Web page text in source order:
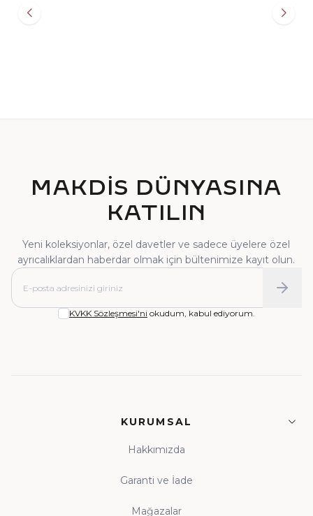
MAKDİS DÜNYASINA
KATILIN
Yeni koleksiyonlar, özel davetler ve sadece üyelere özel
ayrıcalıklardan haberdar olmak için bültenimize kayıt olun.
KVKK Sözleşmesi'ni okudum, kabul ediyorum.
KURUMSAL
Hakkımızda
Garanti ve İade
Mağazalar